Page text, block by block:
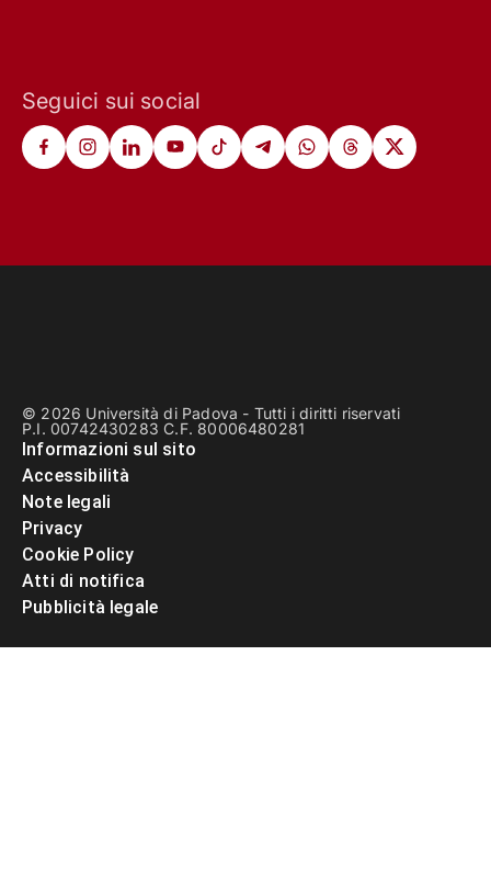
Seguici sui social
© 2026 Università di Padova - Tutti i diritti riservati
P.I. 00742430283 C.F. 80006480281
Informazioni sul sito
Accessibilità
Note legali
Privacy
Cookie Policy
Atti di notifica
Pubblicità legale